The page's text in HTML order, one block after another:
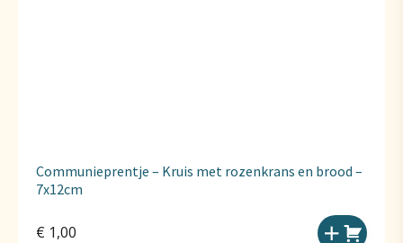
Communieprentje – Kruis met rozenkrans en brood –
7x12cm
€ 1,00